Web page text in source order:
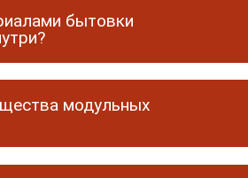
бытовки
модульных